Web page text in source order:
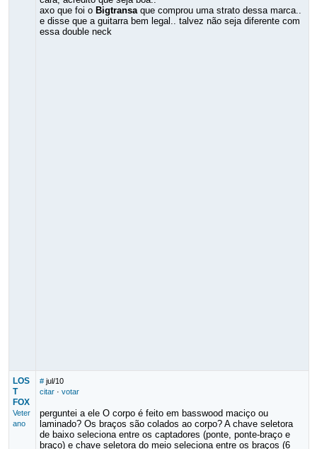
axo que foi o Bigtransaque comprou uma strato dessa marca..
e disse que a guitarra bem legal.. talvez não seja diferente com
essa double neck
LOS
T
FOX
Veter
ano
# jul/10
citar· votar
perguntei a ele O corpo é feito em basswood maciço ou
laminado? Os braços são colados ao corpo? A chave seletora
de baixo seleciona entre os captadores (ponte, ponte-braço e
braço) e chave seletora do meio seleciona entre os braços (6